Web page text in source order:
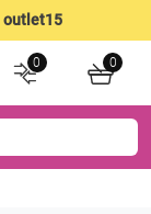
outlet15
0 0